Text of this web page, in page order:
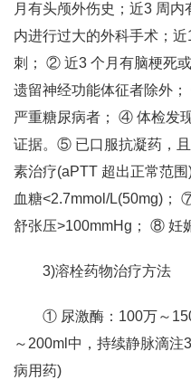
月有头颅外伤史；近3 周
内进行过大的外科手术；
刺； ② 近3 个月有脑梗死
遗留神经功能体征者除外
严重糖尿病者； ④ 体检发
证据。⑤ 已口服抗凝药，
素治疗(aPTT 超出正常范
血糖<2.7mmol/L(50mg)；
舒张压>100mmHg； ⑧ 妊
3)溶栓药物治疗方法
① 尿激酶：100万～
～200ml中，持续静脉滴
病用药)